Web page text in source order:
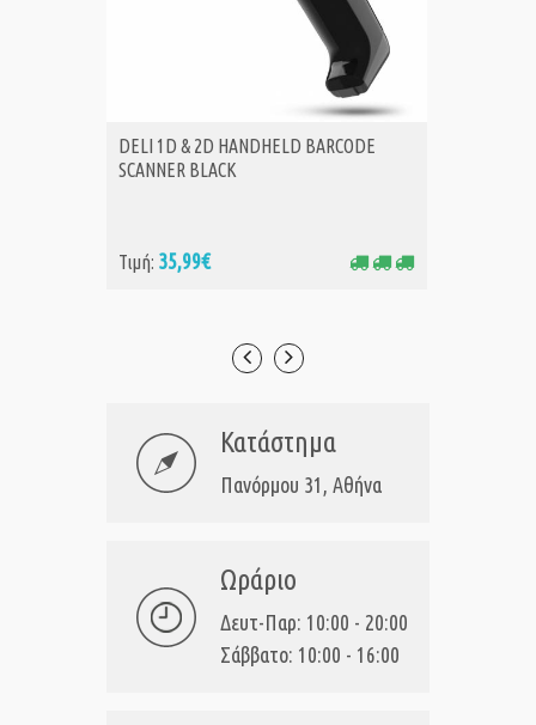
ΑΓΟΡΑ
DELI 1D & 2D HANDHELD BARCODE
SCANNER BLACK
Τιμή: 35,99€
Κατάστημα
Πανόρμου 31, Αθήνα
Ωράριο
Δευτ-Παρ: 10:00 - 20:00
Σάββατο: 10:00 - 16:00